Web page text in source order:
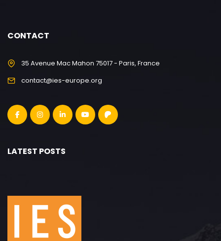
CONTACT
35 Avenue Mac Mahon 75017 - Paris, France
contact@ies-europe.org
LATEST POSTS